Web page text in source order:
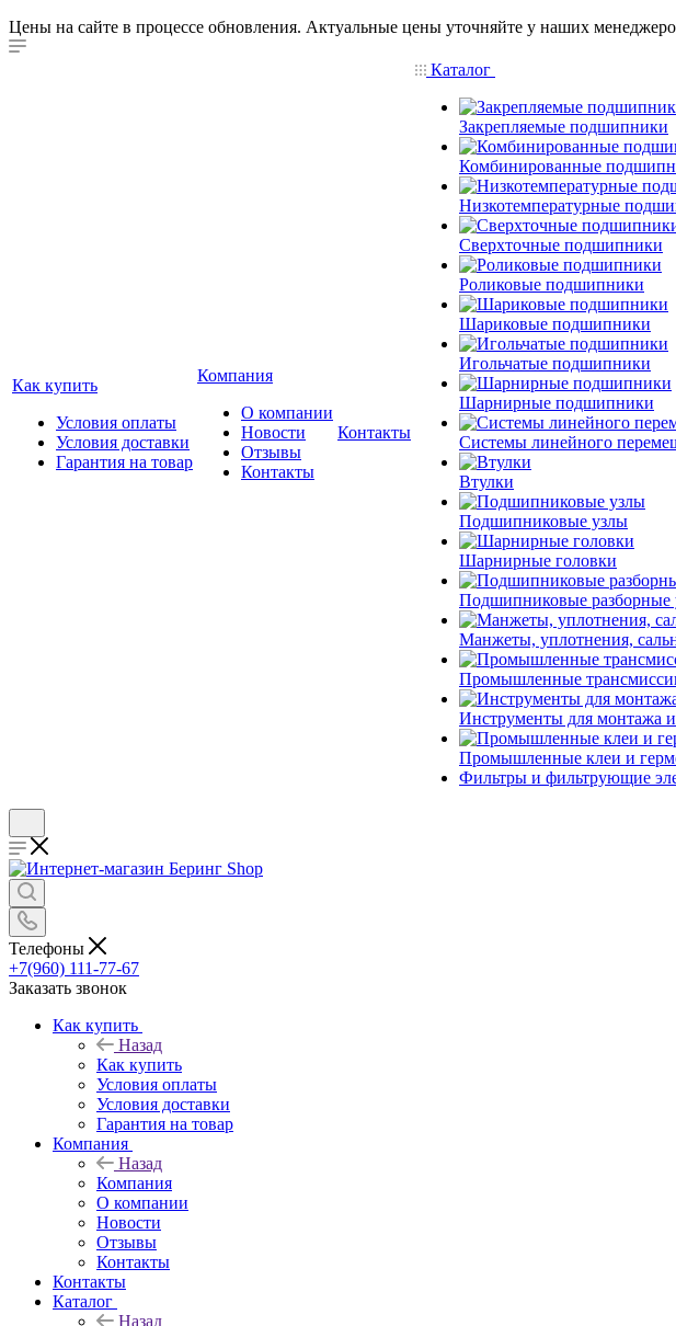
Цены на сайте в процессе обновления. Актуальные цены уточняйте у наших
Как купить
Условия оплаты
Условия доставки
Гарантия на товар
Компания
О компании
Новости
Отзывы
Контакты
Контакты
Каталог
Закрепляемые подшипники
Комбинированные
Низкотемпературные
Сверхточные подшипники
Роликовые подшипники
Шариковые подшипники
Игольчатые подшипники
Шарнирные подшипники
Системы линейного
Втулки
Подшипниковые узлы
Шарнирные головки
Подшипниковые разборные
Манжеты, уплотнения,
Промышленные
Инструменты для монтажа
Промышленные клеи и
Фильтры и фильтрующие
Телефоны
+7(960) 111-77-67
Заказать звонок
Как купить
Назад
Как купить
Условия оплаты
Условия доставки
Гарантия на товар
Компания
Назад
Компания
О компании
Новости
Отзывы
Контакты
Контакты
Каталог
Назад